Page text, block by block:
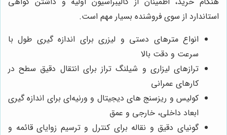
استاندارد از سوی فروشنده بسیار مهم است.
انواع مترهای دستی و لیزری برای اندازه گیری طول با
سرعت و دقت بالا
ترازهای لیزاری و شیلنگ تراز برای انتقال دقیق سطح در
کارهای عمرانی
کولیس و ریزسنج های دیجیتال و ورنیه‌ای برای اندازه گیری
ابعاد داخلی، خارجی و عمق
گونیای دقیق و نقاله برای کنترل و ترسیم زوایای قائمه و